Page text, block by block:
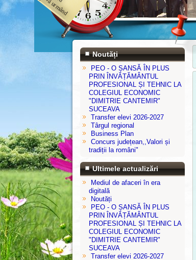
Noutăți
PEO - O ȘANSĂ ÎN PLUS
PRIN ÎNVĂȚĂMÂNTUL
PROFESIONAL ȘI TEHNIC LA
COLEGIUL ECONOMIC
"DIMITRIE CANTEMIR"
SUCEAVA
Transfer elevi 2026-2027
Târgul regional
Business Plan
Concurs județean,,Valori și
tradiții la români"
Ultimele actualizări
Mediul de afaceri în era
digitală
Noutăți
PEO - O ȘANSĂ ÎN PLUS
PRIN ÎNVĂȚĂMÂNTUL
PROFESIONAL ȘI TEHNIC LA
COLEGIUL ECONOMIC
"DIMITRIE CANTEMIR"
SUCEAVA
Transfer elevi 2026-2027